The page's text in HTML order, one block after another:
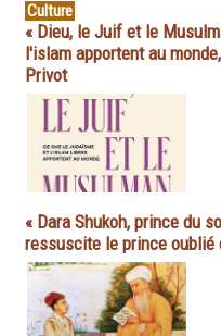
Culture
« Dieu, le Juif et le
l'islam apportent au
Privot
« Dara Shukoh, prince du
ressuscite le prince oublié